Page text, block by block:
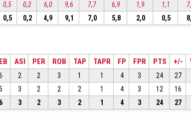
0,5 0,2 6,0 9,6 7,7 6,9 1,9 1,1
0,5 0,2 4,9 9,1 7,0 5,8 2,0 0,5
ASI PER ROB TAP TAPR FP FPR PTS +/-
2 2 3 1 1 4 3 24 27
3 2 2 2 1 4 3 12 16
6 3 2 3 2 1 4 3 24 27